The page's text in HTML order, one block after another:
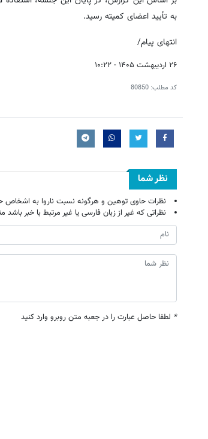
به تأیید اعضای کمیته رسید.
انتهای پیام/
۲۶ اردیبهشت ۱۴۰۵ - ۱۰:۲۲
کد مطلب: 80850
نظر شما
نظرات حاوی توهین و هرگونه نسبت ناروا به
نظراتی که غیر از زبان فارسی یا غیر مرتبط با خبر
* لطفا حاصل عبارت را در جعبه متن روبرو وارد کنید